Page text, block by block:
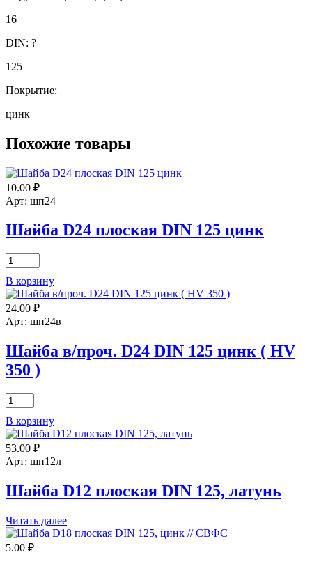
16
DIN: ?
125
Покрытие:
цинк
Похожие товары
10.00 ₽
Арт: шп24
Шайба D24 плоская DIN 125 цинк
Количество
товара
Шайба
D24
плоская
DIN
цинк
В корзину
24.00 ₽
Арт: шп24в
Шайба в/проч. D24 DIN 125 цинк ( HV
350 )
Количество
товара
Шайба
в/
проч.
D24
125
цинк
HV
350
)
В корзину
53.00 ₽
Арт: шп12л
Шайба D12 плоская DIN 125, латунь
Читать далее
5.00 ₽